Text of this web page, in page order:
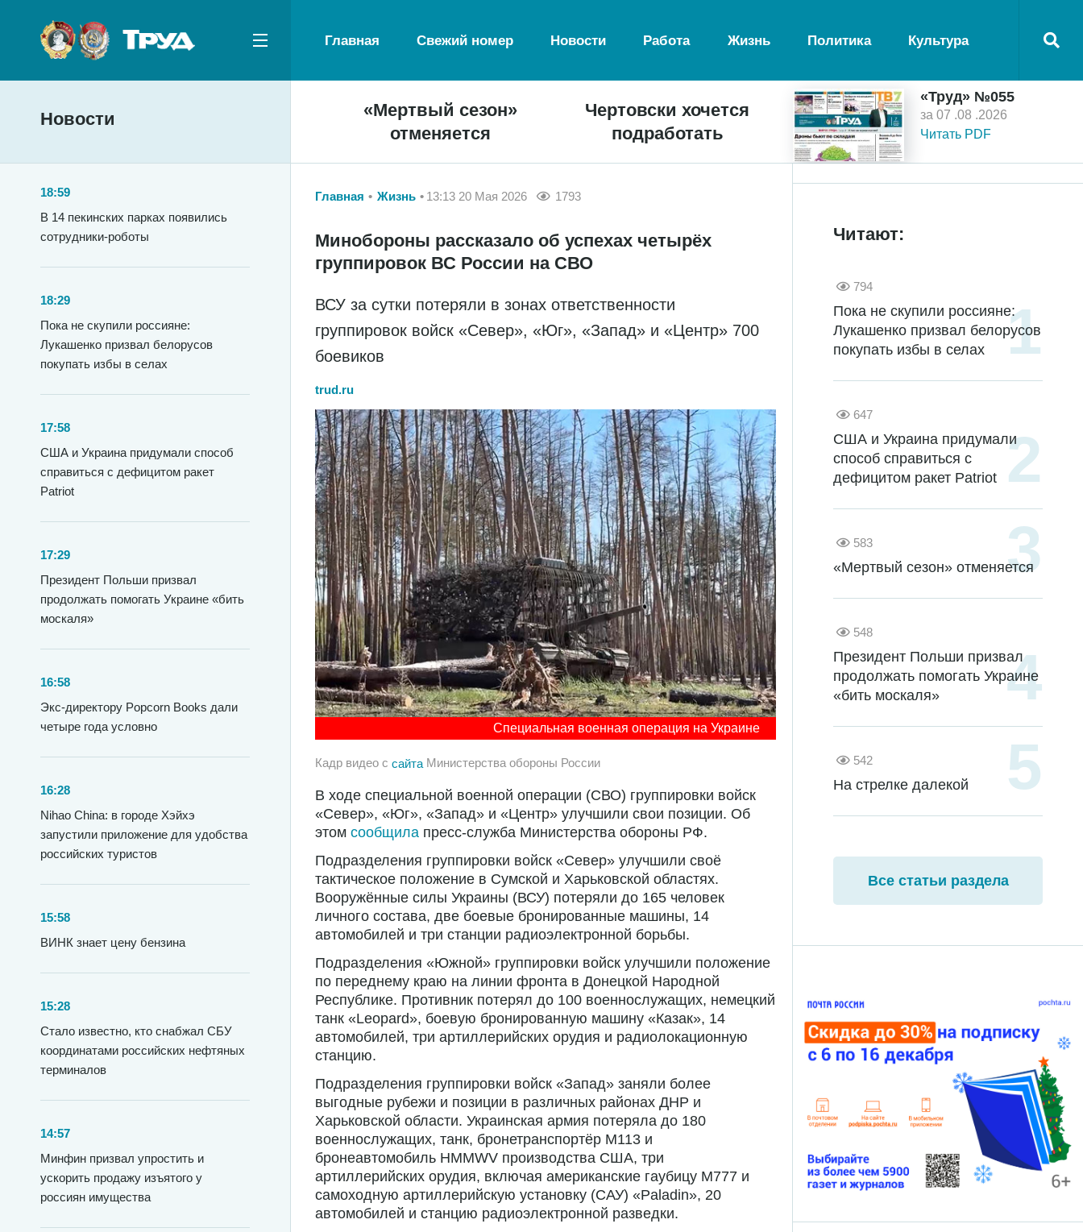
Главная Свежий номер Новости Работа Жизнь Политика Культура
Новости
«Мертвый сезон»
отменяется
Чертовски хочется
подработать
«Труд» №055
за 07 .08 .2026
Читать PDF
18:59
В 14 пекинских парках появились
сотрудники-роботы
18:29
Пока не скупили россияне:
Лукашенко призвал белорусов
покупать избы в селах
17:58
США и Украина придумали способ
справиться с дефицитом ракет
Patriot
17:29
Президент Польши призвал
продолжать помогать Украине «бить
москаля»
16:58
Экс-директору Popcorn Books дали
четыре года условно
16:28
Nihao China: в городе Хэйхэ
запустили приложение для удобства
российских туристов
15:58
ВИНК знает цену бензина
15:28
Стало известно, кто снабжал СБУ
координатами российских нефтяных
терминалов
14:57
Минфин призвал упростить и
ускорить продажу изъятого у
россиян имущества
Главная Жизнь 13:13 20 Мая 2026 1793
Минобороны рассказало об успехах четырёх
группировок ВС России на СВО
ВСУ за сутки потеряли в зонах ответственности
группировок войск «Север», «Юг», «Запад» и «Центр» 700
боевиков
trud.ru
Специальная военная операция на Украине
Кадр видео с сайта Министерства обороны России
В ходе специальной военной операции (СВО) группировки войск
«Север», «Юг», «Запад» и «Центр» улучшили свои позиции. Об
этом сообщила пресс-служба Министерства обороны РФ.
Подразделения группировки войск «Север» улучшили своё
тактическое положение в Сумской и Харьковской областях.
Вооружённые силы Украины (ВСУ) потеряли до 165 человек
личного состава, две боевые бронированные машины, 14
автомобилей и три станции радиоэлектронной борьбы.
Подразделения «Южной» группировки войск улучшили положение
по переднему краю на линии фронта в Донецкой Народной
Республике. Противник потерял до 100 военнослужащих, немецкий
танк «Leopard», боевую бронированную машину «Казак», 14
автомобилей, три артиллерийских орудия и радиолокационную
станцию.
Подразделения группировки войск «Запад» заняли более
выгодные рубежи и позиции в различных районах ДНР и
Харьковской области. Украинская армия потеряла до 180
военнослужащих, танк, бронетранспортёр М113 и
бронеавтомобиль HMMWV производства США, три
артиллерийских орудия, включая американские гаубицу М777 и
самоходную артиллерийскую установку (САУ) «Paladin», 20
автомобилей и станцию радиоэлектронной разведки.
Читают:
794
Пока не скупили россияне:
Лукашенко призвал белорусов
покупать избы в селах
647
США и Украина придумали
способ справиться с
дефицитом ракет Patriot
583
«Мертвый сезон» отменяется
548
Президент Польши призвал
продолжать помогать Украине
«бить москаля»
542
На стрелке далекой
Все статьи раздела